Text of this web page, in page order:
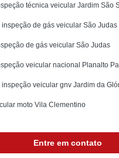
técnica veicular Jardim São
inspeção de gás veicular São Judas
de gás veicular São Judas
veicular nacional Planalto
inspeção veicular gnv Jardim da
moto Vila Clementino
Entre em contato